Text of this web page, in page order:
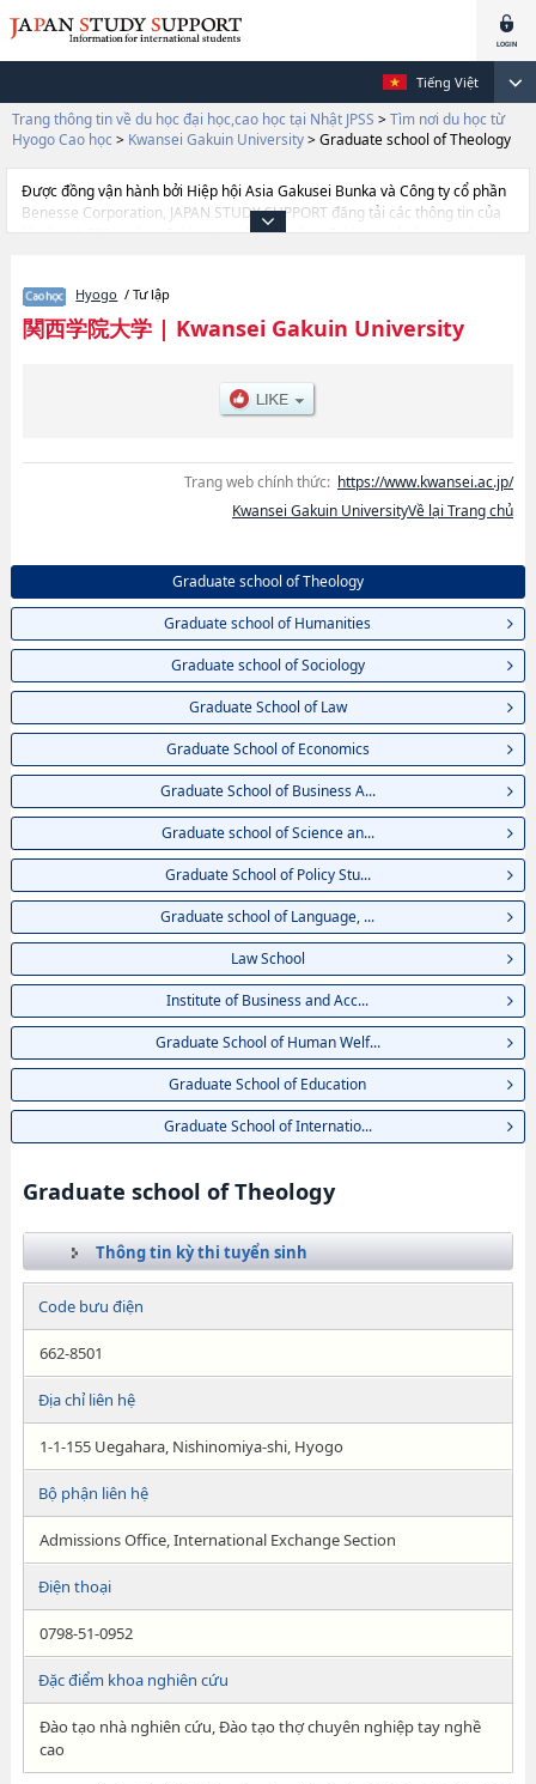
Tiếng Việt
Trang thông tin về du học đại học,cao học tại Nhật JPSS > Tìm nơi du học từ
Hyogo Cao học > Kwansei Gakuin University> Graduate school of Theology
Được đồng vận hành bởi Hiệp hội Asia Gakusei Bunka và Công ty cổ phần
Benesse Corporation, JAPAN STUDY SUPPORT đăng tải các thông tin của
khoảng 1.300 trường đại học, cao học, trường đại học ngắn hạn, trường
thông tin cần thiết dành cho du học sinh, như là về các Graduate school of
TheologyhoặcGraduate school of HumanitieshoặcGraduate school of
SociologyhoặcGraduate School of LawhoặcGraduate School of
school of Science and TechnologyhoặcGraduate School of Policy
StudieshoặcGraduate school of Language, Communication, and
School of EducationhoặcGraduate School of International Studies, thông
tin về từng khoa nghiên cứu, thông tin liên quan đến thi tuyển như số
lượng tuyển sinh, số lượng trúng tuyển, cở sở trang thiết bị, hướng dẫn địa
Hyogo / Tư lập
関西学院大学| Kwansei Gakuin University
Trang web chính thức: https://www.kwansei.ac.jp/
Kwansei Gakuin UniversityVề lại Trang chủ
Graduate school of Theology
Graduate school of Humanities
Graduate school of Sociology
Graduate School of Law
Graduate School of Economics
Graduate School of Business A...
Graduate school of Science an...
Graduate School of Policy Stu...
Graduate school of Language, ...
Law School
Institute of Business and Acc...
Graduate School of Human Welf...
Graduate School of Education
Graduate School of Internatio...
Graduate school of Theology
Thông tin kỳ thi tuyển sinh
Code bưu điện
662-8501
Địa chỉ liên hệ
1-1-155 Uegahara, Nishinomiya-shi, Hyogo
Bộ phận liên hệ
Admissions Office, International Exchange Section
Điện thoại
0798-51-0952
Đặc điểm khoa nghiên cứu
Đào tạo nhà nghiên cứu, Đào tạo thợ chuyên nghiệp tay nghề
cao